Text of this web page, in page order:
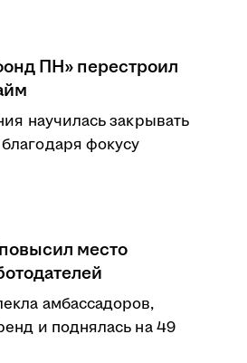
ПН» перестроил
научилась закрывать
фокусу
место
амбассадоров,
и поднялась на 49